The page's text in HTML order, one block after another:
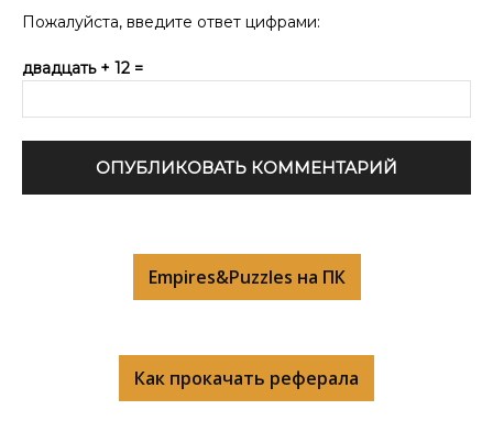
Пожалуйста, введите ответ цифрами:
двадцать + 12 =
Empires&Puzzles на ПК
Как прокачать реферала